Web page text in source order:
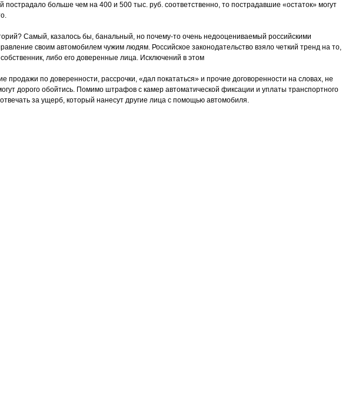
пострадало больше чем на 400 и 500 тыс. руб. соответственно, то пострадавшие «остаток» могут
Самый, казалось бы, банальный, но почему-то очень недооцениваемый российскими
своим автомобилем чужим людям. Российское законодательство взяло четкий тренд на то,
либо его доверенные лица. Исключений в этом
продажи по доверенности, рассрочки, «дал покататься» и прочие договоренности на словах, не
дорого обойтись. Помимо штрафов с камер автоматической фиксации и уплаты транспортного
за ущерб, который нанесут другие лица с помощью автомобиля.